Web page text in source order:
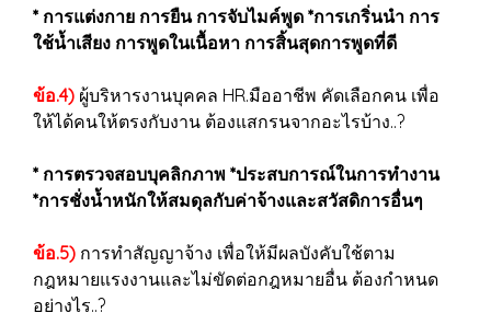
* การแต่งกาย การยืน การจับไมค์พูด *การเกริ่นนำ การ
ใช้น้ำเสียง การพูดในเนื้อหา การสิ้นสุดการพูดที่ดี
ข้อ.4) ผู้บริหารงานบุคคล HR.มืออาชีพ คัดเลือกคน เพื่อ
ให้ได้คนให้ตรงกับงาน ต้องแสกรนจากอะไรบ้าง..?
* การตรวจสอบบุคลิกภาพ *ประสบการณ์ในการทำงาน
*การชั่งน้ำหนักให้สมดุลกับค่าจ้างและสวัสดิการอื่นๆ
ข้อ.5) การทำสัญญาจ้าง เพื่อให้มีผลบังคับใช้ตาม
กฎหมายแรงงานและไม่ขัดต่อกฎหมายอื่น ต้องกำหนด
อย่างไร..?